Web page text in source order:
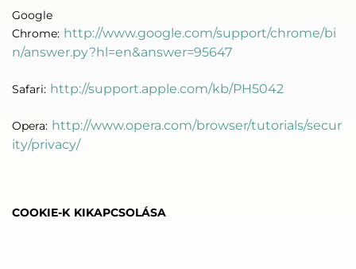
Google
Chrome: http://www.google.com/support/chrome/bi
n/answer.py?hl=en&answer=95647
Safari: http://support.apple.com/kb/PH5042
Opera: http://www.opera.com/browser/tutorials/secur
ity/privacy/
COOKIE-K KIKAPCSOLÁSA